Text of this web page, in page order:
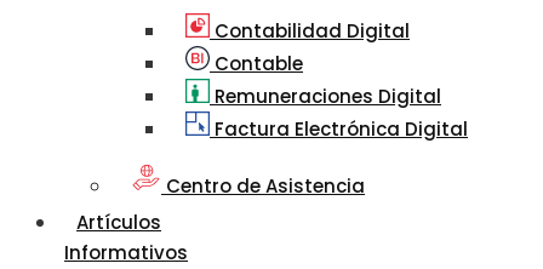
Contabilidad Digital
Contable
Remuneraciones Digital
Factura Electrónica Digital
Centro de Asistencia
Artículos
Informativos